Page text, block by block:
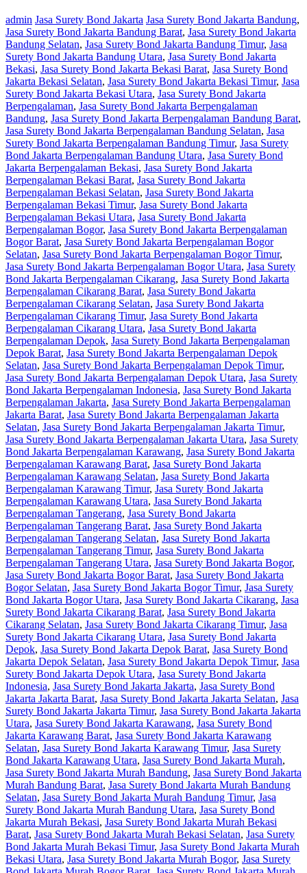
admin Jasa Surety Bond Jakarta Jasa Surety Bond Jakarta Bandung,
Jasa Surety Bond Jakarta Bandung Barat, Jasa Surety Bond Jakarta
Bandung Selatan, Jasa Surety Bond Jakarta Bandung Timur, Jasa
Surety Bond Jakarta Bandung Utara, Jasa Surety Bond Jakarta
Bekasi, Jasa Surety Bond Jakarta Bekasi Barat, Jasa Surety Bond
Jakarta Bekasi Selatan, Jasa Surety Bond Jakarta Bekasi Timur, Jasa
Surety Bond Jakarta Bekasi Utara, Jasa Surety Bond Jakarta
Berpengalaman, Jasa Surety Bond Jakarta Berpengalaman
Bandung, Jasa Surety Bond Jakarta Berpengalaman Bandung Barat,
Jasa Surety Bond Jakarta Berpengalaman Bandung Selatan, Jasa
Surety Bond Jakarta Berpengalaman Bandung Timur, Jasa Surety
Bond Jakarta Berpengalaman Bandung Utara, Jasa Surety Bond
Jakarta Berpengalaman Bekasi, Jasa Surety Bond Jakarta
Berpengalaman Bekasi Barat, Jasa Surety Bond Jakarta
Berpengalaman Bekasi Selatan, Jasa Surety Bond Jakarta
Berpengalaman Bekasi Timur, Jasa Surety Bond Jakarta
Berpengalaman Bekasi Utara, Jasa Surety Bond Jakarta
Berpengalaman Bogor, Jasa Surety Bond Jakarta Berpengalaman
Bogor Barat, Jasa Surety Bond Jakarta Berpengalaman Bogor
Selatan, Jasa Surety Bond Jakarta Berpengalaman Bogor Timur,
Jasa Surety Bond Jakarta Berpengalaman Bogor Utara, Jasa Surety
Bond Jakarta Berpengalaman Cikarang, Jasa Surety Bond Jakarta
Berpengalaman Cikarang Barat, Jasa Surety Bond Jakarta
Berpengalaman Cikarang Selatan, Jasa Surety Bond Jakarta
Berpengalaman Cikarang Timur, Jasa Surety Bond Jakarta
Berpengalaman Cikarang Utara, Jasa Surety Bond Jakarta
Berpengalaman Depok, Jasa Surety Bond Jakarta Berpengalaman
Depok Barat, Jasa Surety Bond Jakarta Berpengalaman Depok
Selatan, Jasa Surety Bond Jakarta Berpengalaman Depok Timur,
Jasa Surety Bond Jakarta Berpengalaman Depok Utara, Jasa Surety
Bond Jakarta Berpengalaman Indonesia, Jasa Surety Bond Jakarta
Berpengalaman Jakarta, Jasa Surety Bond Jakarta Berpengalaman
Jakarta Barat, Jasa Surety Bond Jakarta Berpengalaman Jakarta
Selatan, Jasa Surety Bond Jakarta Berpengalaman Jakarta Timur,
Jasa Surety Bond Jakarta Berpengalaman Jakarta Utara, Jasa Surety
Bond Jakarta Berpengalaman Karawang, Jasa Surety Bond Jakarta
Berpengalaman Karawang Barat, Jasa Surety Bond Jakarta
Berpengalaman Karawang Selatan, Jasa Surety Bond Jakarta
Berpengalaman Karawang Timur, Jasa Surety Bond Jakarta
Berpengalaman Karawang Utara, Jasa Surety Bond Jakarta
Berpengalaman Tangerang, Jasa Surety Bond Jakarta
Berpengalaman Tangerang Barat, Jasa Surety Bond Jakarta
Berpengalaman Tangerang Selatan, Jasa Surety Bond Jakarta
Berpengalaman Tangerang Timur, Jasa Surety Bond Jakarta
Berpengalaman Tangerang Utara, Jasa Surety Bond Jakarta Bogor,
Jasa Surety Bond Jakarta Bogor Barat, Jasa Surety Bond Jakarta
Bogor Selatan, Jasa Surety Bond Jakarta Bogor Timur, Jasa Surety
Bond Jakarta Bogor Utara, Jasa Surety Bond Jakarta Cikarang, Jasa
Surety Bond Jakarta Cikarang Barat, Jasa Surety Bond Jakarta
Cikarang Selatan, Jasa Surety Bond Jakarta Cikarang Timur, Jasa
Surety Bond Jakarta Cikarang Utara, Jasa Surety Bond Jakarta
Depok, Jasa Surety Bond Jakarta Depok Barat, Jasa Surety Bond
Jakarta Depok Selatan, Jasa Surety Bond Jakarta Depok Timur, Jasa
Surety Bond Jakarta Depok Utara, Jasa Surety Bond Jakarta
Indonesia, Jasa Surety Bond Jakarta Jakarta, Jasa Surety Bond
Jakarta Jakarta Barat, Jasa Surety Bond Jakarta Jakarta Selatan, Jasa
Surety Bond Jakarta Jakarta Timur, Jasa Surety Bond Jakarta Jakarta
Utara, Jasa Surety Bond Jakarta Karawang, Jasa Surety Bond
Jakarta Karawang Barat, Jasa Surety Bond Jakarta Karawang
Selatan, Jasa Surety Bond Jakarta Karawang Timur, Jasa Surety
Bond Jakarta Karawang Utara, Jasa Surety Bond Jakarta Murah,
Jasa Surety Bond Jakarta Murah Bandung, Jasa Surety Bond Jakarta
Murah Bandung Barat, Jasa Surety Bond Jakarta Murah Bandung
Selatan, Jasa Surety Bond Jakarta Murah Bandung Timur, Jasa
Surety Bond Jakarta Murah Bandung Utara, Jasa Surety Bond
Jakarta Murah Bekasi, Jasa Surety Bond Jakarta Murah Bekasi
Barat, Jasa Surety Bond Jakarta Murah Bekasi Selatan, Jasa Surety
Bond Jakarta Murah Bekasi Timur, Jasa Surety Bond Jakarta Murah
Bekasi Utara, Jasa Surety Bond Jakarta Murah Bogor, Jasa Surety